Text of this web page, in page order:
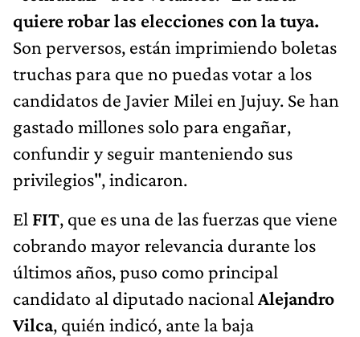
quiere robar las elecciones con la tuya.
Son perversos, están imprimiendo boletas
truchas para que no puedas votar a los
candidatos de Javier Milei en Jujuy. Se han
gastado millones solo para engañar,
confundir y seguir manteniendo sus
privilegios", indicaron.
El FIT, que es una de las fuerzas que viene
cobrando mayor relevancia durante los
últimos años, puso como principal
candidato al diputado nacional Alejandro
Vilca, quién indicó, ante la baja